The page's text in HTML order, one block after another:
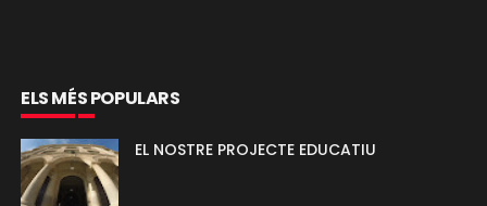
ELS MÉS POPULARS
EL NOSTRE PROJECTE EDUCATIU